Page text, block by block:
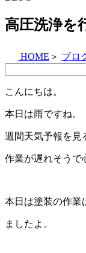
高圧洗浄を
HOME ＞ ブロ
こんにちは。
本日は雨ですね。
週間天気予報を見
作業が遅れそうで
本日は塗装の作業
ましたよ。